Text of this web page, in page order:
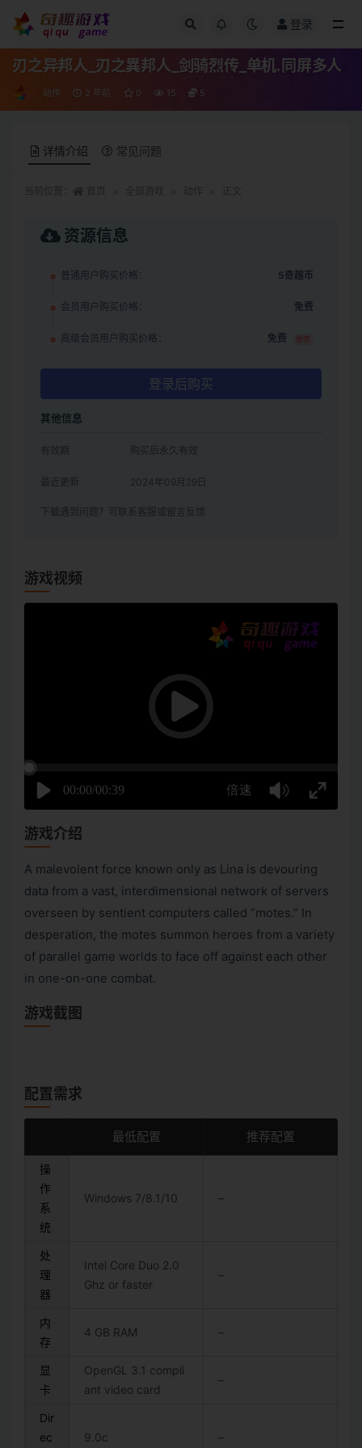
登录
刃之异邦人_刃之異邦人_剑骑烈传_单机.同屏多人
动作 2 年前 0 15 5
详情介绍 常见问题
资源信息
普通用户购买价格： 5奇趣币
会员用户购买价格： 免费
高级会员用户购买价格： 免费 推荐
登录后购买
其他信息
有效期 购买后永久有效
最近更新 2024年09月29日
下载遇到问题？可联系客服或留言反馈
游戏视频
游戏介绍
A malevolent force known only as Lina is devouring
data from a vast, interdimensional network of servers
overseen by sentient computers called ”motes.” In
desperation, the motes summon heroes from a variety
of parallel game worlds to face off against each other
in one-on-one combat.
游戏截图
配置需求
最低配置 推荐配置
操
作
系
统
Windows 7/8.1/10 –
处
理
器
Intel Core Duo 2.0
Ghz or faster
–
内
存
4 GB RAM –
显
卡
OpenGL 3.1 compli
ant video card
–
Dir
ec
9.0c –